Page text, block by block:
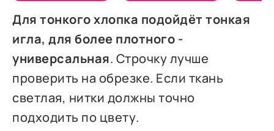
Для тонкого хлопка подойдёт тонкая
игла, для более плотного -
универсальная. Строчку лучше
проверить на обрезке. Если ткань
светлая, нитки должны точно
подходить по цвету.